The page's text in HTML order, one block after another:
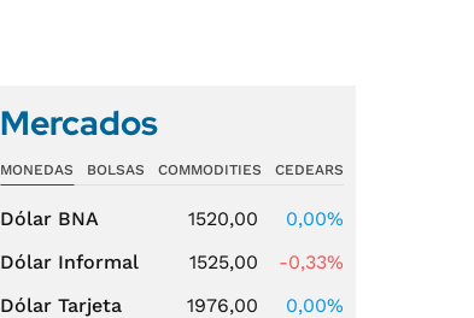
Mercados
MONEDAS BOLSAS COMMODITIES CEDEARS
Dólar BNA 1520,00
0,00%
Dólar Informal
1525,00
-0,33%
Dólar Tarjeta
1976,00
0,00%